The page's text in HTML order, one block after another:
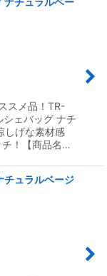
スメ品！TR-
ェバッグ ナチ
しげな素材感
！【商品名…
チュラルベージ